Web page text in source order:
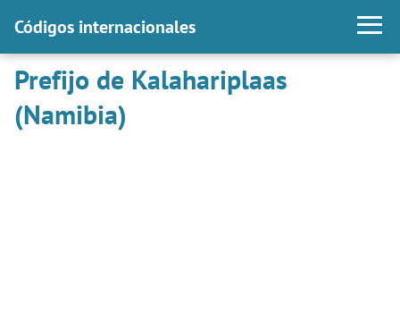
Códigos internacionales
Prefijo de Kalahariplaas
(Namibia)